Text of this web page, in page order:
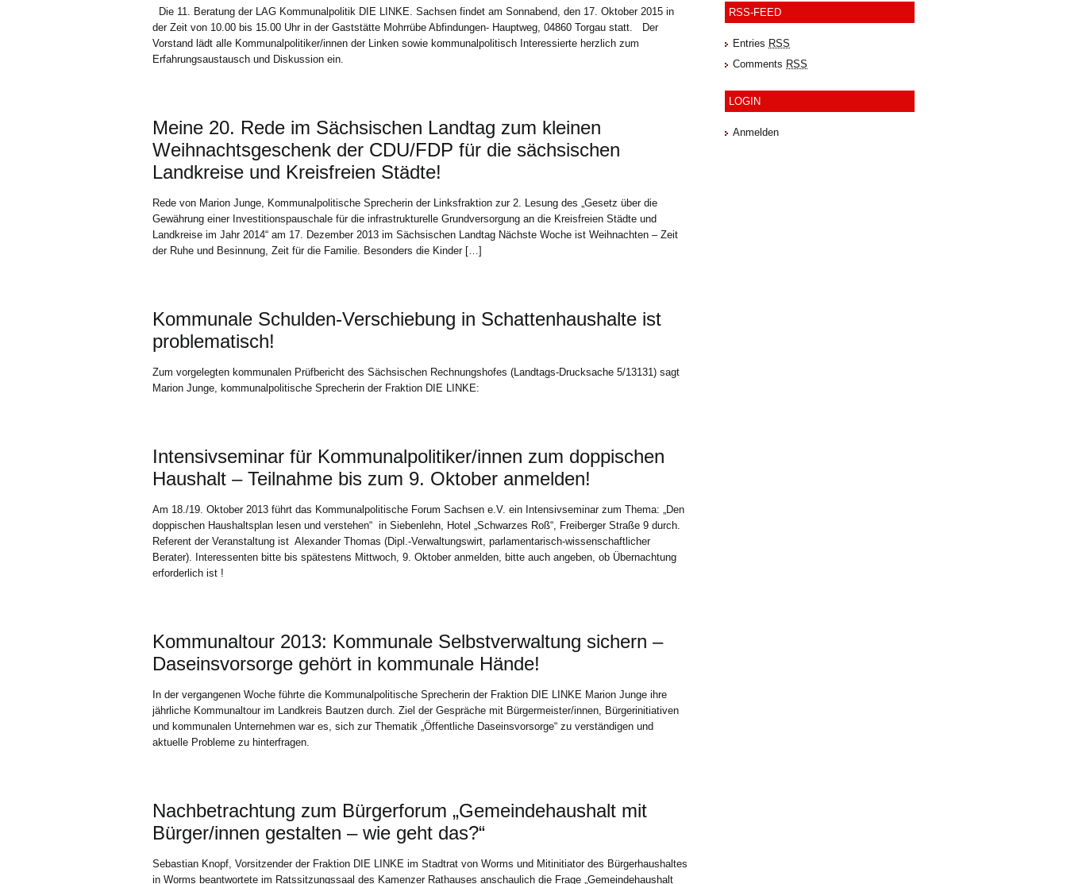
Die 11. Beratung der LAG Kommunalpolitik DIE LINKE. Sachsen findet am Sonnabend, den 17. Oktober 2015 in
der Zeit von 10.00 bis 15.00 Uhr in der Gaststätte Mohrrübe Abfindungen- Hauptweg, 04860 Torgau statt. Der
Vorstand lädt alle Kommunalpolitiker/innen der Linken sowie kommunalpolitisch Interessierte herzlich zum
Erfahrungsaustausch und Diskussion ein.
Meine 20. Rede im Sächsischen Landtag zum kleinen
Weihnachtsgeschenk der CDU/FDP für die sächsischen
Landkreise und Kreisfreien Städte!
Rede von Marion Junge, Kommunalpolitische Sprecherin der Linksfraktion zur 2. Lesung des „Gesetz über die
Gewährung einer Investitionspauschale für die infrastrukturelle Grundversorgung an die Kreisfreien Städte und
Landkreise im Jahr 2014“ am 17. Dezember 2013 im Sächsischen Landtag Nächste Woche ist Weihnachten – Zeit
der Ruhe und Besinnung, Zeit für die Familie. Besonders die Kinder […]
Kommunale Schulden-Verschiebung in Schattenhaushalte ist
problematisch!
Zum vorgelegten kommunalen Prüfbericht des Sächsischen Rechnungshofes (Landtags-Drucksache 5/13131) sagt
Marion Junge, kommunalpolitische Sprecherin der Fraktion DIE LINKE:
Intensivseminar für Kommunalpolitiker/innen zum doppischen
Haushalt – Teilnahme bis zum 9. Oktober anmelden!
Am 18./19. Oktober 2013 führt das Kommunalpolitische Forum Sachsen e.V. ein Intensivseminar zum Thema: „Den
doppischen Haushaltsplan lesen und verstehen“ in Siebenlehn, Hotel „Schwarzes Roß“, Freiberger Straße 9 durch.
Referent der Veranstaltung ist Alexander Thomas (Dipl.-Verwaltungswirt, parlamentarisch-wissenschaftlicher
Berater). Interessenten bitte bis spätestens Mittwoch, 9. Oktober anmelden, bitte auch angeben, ob Übernachtung
erforderlich ist !
Kommunaltour 2013: Kommunale Selbstverwaltung sichern –
Daseinsvorsorge gehört in kommunale Hände!
In der vergangenen Woche führte die Kommunalpolitische Sprecherin der Fraktion DIE LINKE Marion Junge ihre
jährliche Kommunaltour im Landkreis Bautzen durch. Ziel der Gespräche mit Bürgermeister/innen, Bürgerinitiativen
und kommunalen Unternehmen war es, sich zur Thematik „Öffentliche Daseinsvorsorge“ zu verständigen und
aktuelle Probleme zu hinterfragen.
Nachbetrachtung zum Bürgerforum „Gemeindehaushalt mit
Bürger/innen gestalten – wie geht das?“
Sebastian Knopf, Vorsitzender der Fraktion DIE LINKE im Stadtrat von Worms und Mitinitiator des Bürgerhaushaltes
in Worms beantwortete im Ratssitzungssaal des Kamenzer Rathauses anschaulich die Frage „Gemeindehaushalt
RSS-FEED
Entries RSS
Comments RSS
LOGIN
Anmelden